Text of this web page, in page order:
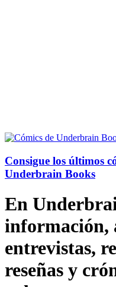
Consigue los últimos
Underbrain Books
En
información,
entrevistas,
reseñas y